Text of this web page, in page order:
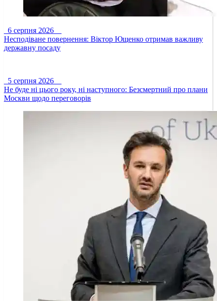
6 серпня 2026
Несподіване повернення: Віктор Ющенко отримав важливу
державну посаду
5 серпня 2026
Не буде ні цього року, ні наступного: Безсмертний про плани
Москви щодо переговорів